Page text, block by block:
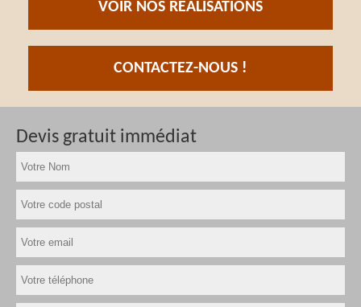
VOIR NOS REALISATIONS
CONTACTEZ-NOUS !
Devis gratuit immédiat